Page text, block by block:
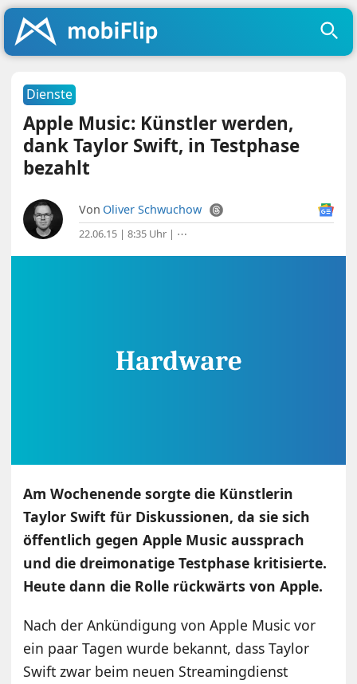
Dienste
Apple Music: Künstler werden,
dank Taylor Swift, in Testphase
bezahlt
Von Oliver Schwuchow
22.06.15 | 8:35 Uhr | ⋯
Am Wochenende sorgte die Künstlerin
Taylor Swift für Diskussionen, da sie sich
öffentlich gegen Apple Music aussprach
und die dreimonatige Testphase kritisierte.
Heute dann die Rolle rückwärts von Apple.
Nach der Ankündigung von Apple Music vor
ein paar Tagen wurde bekannt, dass Taylor
Swift zwar beim neuen Streamingdienst